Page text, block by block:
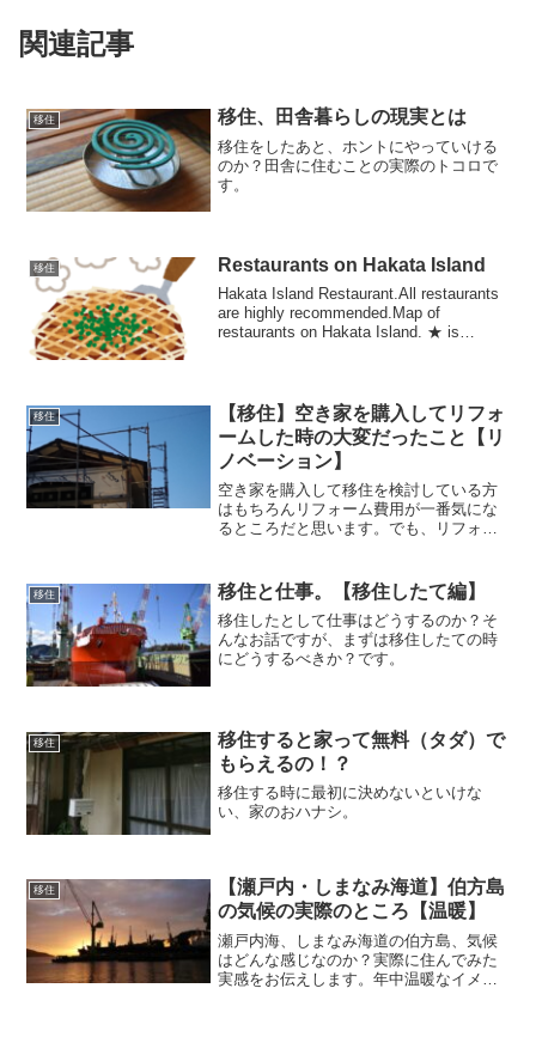
関連記事
移住 移住、田舎暮らしの現実とは
移住をしたあと、ホントにやっていける
のか？田舎に住むことの実際のトコロで
す。
移住 Restaurants on Hakata Island
Hakata Island Restaurant.All restaurants
are highly recommended.Map of
restaurants on Hakata Island. ★ is
移住
【移住】空き家を購入してリフォ
ームした時の大変だったこと【リ
ノベーション】
空き家を購入して移住を検討している方
はもちろんリフォーム費用が一番気にな
るところだと思います。でも、リフォー
ーム時に大変だったことのお話です。
移住 移住と仕事。【移住したて編】
移住したとして仕事はどうするのか？そ
んなお話ですが、まずは移住したての時
にどうするべきか？です。
移住
移住すると家って無料（タダ）で
もらえるの！？
移住する時に最初に決めないといけな
い、家のおハナシ。
移住
【瀬戸内・しまなみ海道】伯方島
の気候の実際のところ【温暖】
瀬戸内海、しまなみ海道の伯方島、気候
はどんな感じなのか？実際に住んでみた
実感をお伝えします。年中温暖なイメー